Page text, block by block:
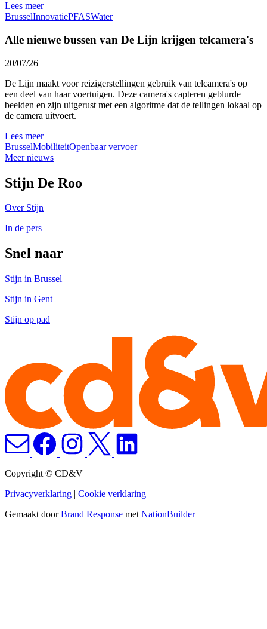
Lees meer
BrusselInnovatiePFASWater
Alle nieuwe bussen van De Lijn krijgen telcamera's
20/07/26
De Lijn maakt voor reizigerstellingen gebruik van telcamera's op
een deel van haar voertuigen. Deze camera's capteren geblurde
beelden en zijn uitgerust met een algoritme dat de tellingen lokaal op
de camera uitvoert.
Lees meer
BrusselMobiliteitOpenbaar vervoer
Meer nieuws
Stijn De Roo
Over Stijn
In de pers
Snel naar
Stijn in Brussel
Stijn in Gent
Stijn op pad
Copyright © CD&V
Privacyverklaring | Cookie verklaring
Gemaakt doorBrand Response met NationBuilder